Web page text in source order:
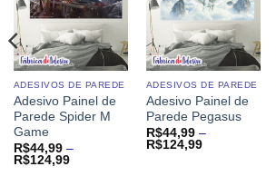
ADESIVOS DE PAREDE
Adesivo Painel de
Parede Spider M
Game
R$44,99 –
R$124,99Faixa
ADESIVOS DE PAREDE
Adesivo Painel de
Parede Pegasus
R$44,99 –
R$124,99Faixa